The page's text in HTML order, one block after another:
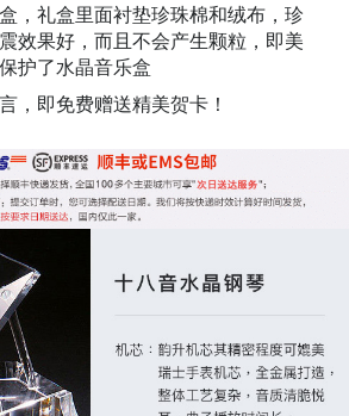
，礼盒里面衬垫珍珠棉和绒布，珍
效果好，而且不会产生颗粒，即美
护了水晶音乐盒
，即免费赠送精美贺卡！